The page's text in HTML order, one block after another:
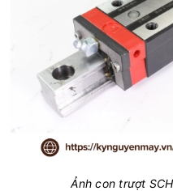
Ảnh con trượt